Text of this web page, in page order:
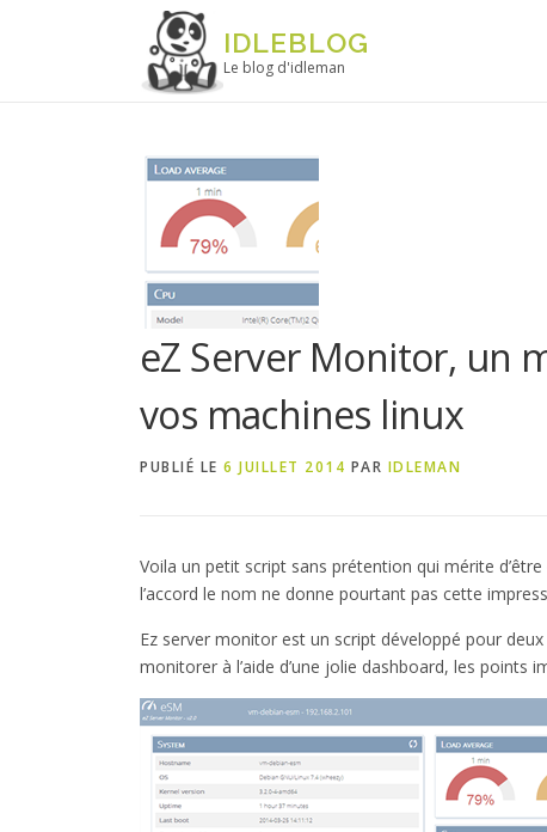
IDLEBLOG
Le blog d'idleman
eZ Server Monitor, un
vos machines linux
PUBLIÉ LE 6 JUILLET 2014 PAR IDLEMAN
Voila un petit script sans prétention qui mérite
l’accord le nom ne donne pourtant pas cette
Ez server monitor est un script développé pour
monitorer à l’aide d’une jolie dashboard, les points